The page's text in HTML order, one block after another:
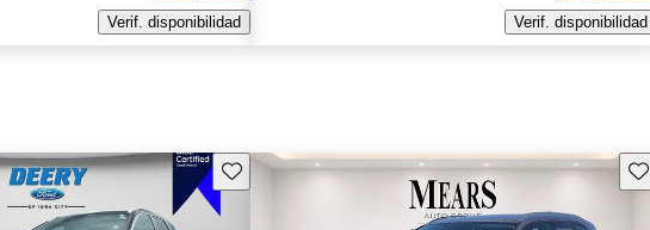
Verif. disponibilidad
Verif. disponibilidad
Guarda este Aviso